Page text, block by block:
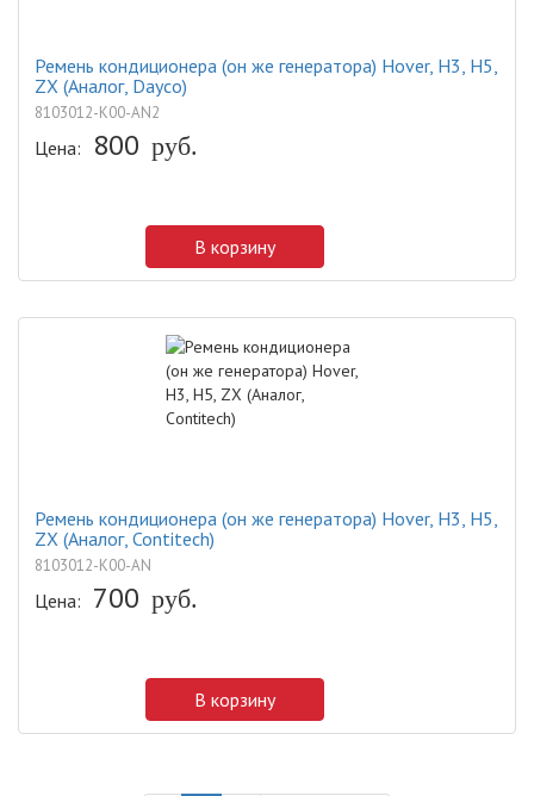
Ремень кондиционера (он же генератора) Hover, H3, H5,
ZX (Аналог, Dayco)
8103012-K00-AN2
Цена: 800 руб.
В корзину
Ремень кондиционера (он же генератора) Hover, H3, H5,
ZX (Аналог, Contitech)
8103012-K00-AN
Цена: 700 руб.
В корзину